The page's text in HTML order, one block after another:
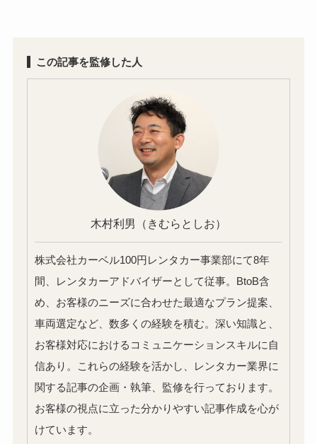
この記事を監修した人
木村利男 （きむらとしお）
株式会社カーベル100円レンタカー事業部にて8年
間、レンタカーアドバイザーとして従事。BtoB含
め、お客様のニーズに合わせた最適なプラン提案、
車両選定など、数多くの経験を積む。深い知識と、
お客様対応におけるコミュニケーションスキルに自
信あり。これらの経験を活かし、レンタカー業界に
関する記事の企画・執筆、監修を行っております。
お客様の視点に立った分かりやすい記事作成を心が
けています。